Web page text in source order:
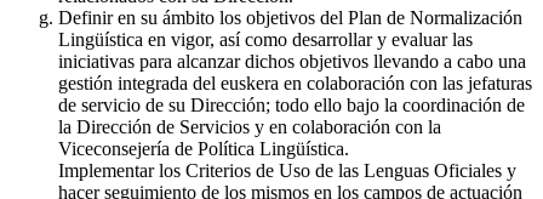
Definir en su ámbito los objetivos del Plan de Normalización
Lingüística en vigor, así como desarrollar y evaluar las
iniciativas para alcanzar dichos objetivos llevando a cabo una
gestión integrada del euskera en colaboración con las jefaturas
de servicio de su Dirección; todo ello bajo la coordinación de
la Dirección de Servicios y en colaboración con la
Viceconsejería de Política Lingüística.
Implementar los Criterios de Uso de las Lenguas Oficiales y
hacer seguimiento de los mismos en los campos de actuación